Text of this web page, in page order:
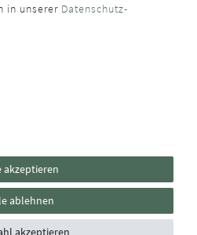
in unserer Daten­schutz­
akzeptieren
ablehnen
akzeptieren